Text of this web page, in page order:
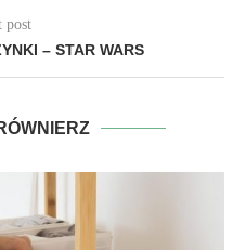
post
– STAR WARS